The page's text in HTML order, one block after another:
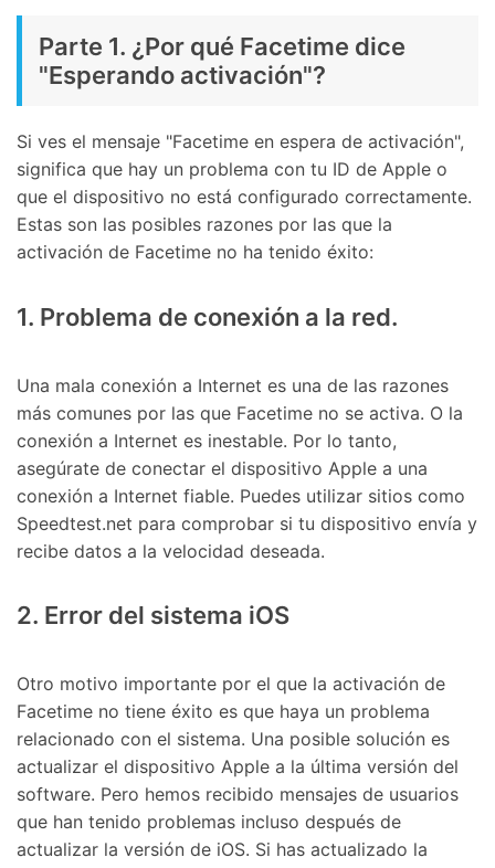
Parte 1. ¿Por qué Facetime dice
"Esperando activación"?󠀲󠀩󠀠󠀥󠀦󠀨󠀥󠀥󠀳
Si ves el mensaje "Facetime en espera de activación",
significa que hay un problema con tu ID de Apple o
que el dispositivo no está configurado correctamente.󠀲󠀩󠀠󠀥󠀦󠀨󠀦󠀥󠀳󠀰
Estas son las posibles razones por las que la
activación de Facetime no ha tenido éxito:󠀲󠀩󠀠󠀥󠀦󠀨󠀦󠀳
󠀰1. Problema de conexión a la red󠀲󠀩󠀠󠀥󠀦󠀨󠀦󠀧󠀳.
󠀰Una mala conexión a Internet es una de las razones
más comunes por las que Facetime no se activa.󠀲󠀩󠀠󠀥󠀦󠀨󠀦󠀨󠀳󠀰 O la
conexión a Internet es inestable.󠀲󠀩󠀠󠀥󠀦󠀨󠀦󠀩󠀳󠀰 Por lo tanto,
asegúrate de conectar el dispositivo Apple a una
conexión a Internet fiable.󠀲󠀩󠀠󠀥󠀦󠀨󠀧󠀠󠀳󠀰 Puedes utilizar sitios como
Speedtest.net para comprobar si tu dispositivo envía y
recibe datos a la velocidad deseada.󠀲󠀩󠀠󠀥󠀦󠀨󠀧󠀡󠀳
󠀰2. Error del sistema iOS󠀲󠀩󠀠󠀥󠀦󠀨󠀧󠀢󠀳
󠀰Otro motivo importante por el que la activación de
Facetime no tiene éxito es que haya un problema
relacionado con el sistema.󠀲󠀩󠀠󠀥󠀦󠀨󠀧󠀣󠀳󠀰 Una posible solución es
actualizar el dispositivo Apple a la última versión del
software.󠀲󠀩󠀠󠀥󠀦󠀨󠀧󠀤󠀳󠀰 Pero hemos recibido mensajes de usuarios
que han tenido problemas incluso después de
actualizar la versión de iOS.󠀲󠀩󠀠󠀥󠀦󠀨󠀧󠀥󠀳󠀰 Si has actualizado la